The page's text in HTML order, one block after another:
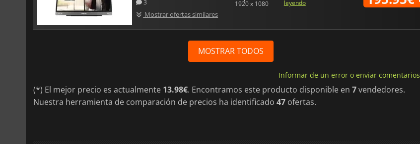
3
Mostrar ofertas similares
1920 x 1080
leyendo
MOSTRAR TODOS
Informar de un error o enviar comentarios
(*) El mejor precio es actualmente 13.98€. Encontramos este producto disponible en 7vendedores.
Nuestra herramienta de comparación de precios ha identificado 47 ofertas.